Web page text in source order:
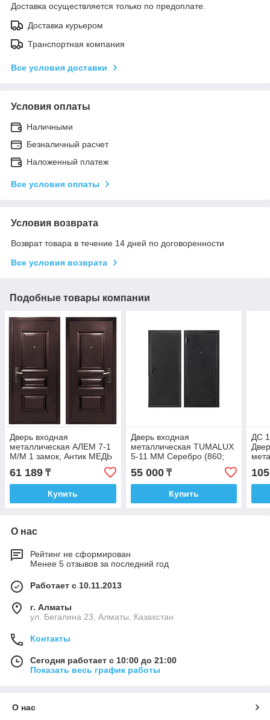
Доставка осуществляется только по предоплате.
Доставка курьером
Транспортная компания
Все условия доставки
Условия оплаты
Наличными
Безналичный расчет
Наложенный платеж
Все условия оплаты
Условия возврата
Возврат товара в течение 14 дней по договоренности
Все условия возврата
Подобные товары компании
Дверь входная
металлическая АЛЕМ 7-1
М/М 1 замок, Антик МЕДЬ
61 189 ₸
Купить
Дверь входная
металлическая TUMALUX
5-11 MМ Серебро (860;
969) один замок PTD_M
55 000₸
Купить
ДС
О нас
Рейтинг не сформирован
Менее 5 отзывов за последний год
Работает с 10.11.2013
г. Алматы
ул. Бегалина 23, Алматы, Казахстан
Контакты
Сегодня работает с 10:00 до 21:00
Показать весь график работы
О нас